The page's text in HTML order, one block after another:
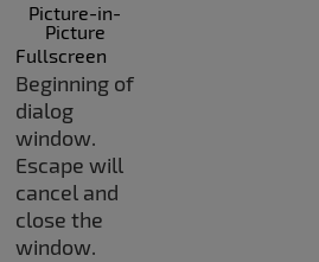
Picture-in-
Picture
Fullscreen
Beginning of
dialog
window.
Escape will
cancel and
close the
window.